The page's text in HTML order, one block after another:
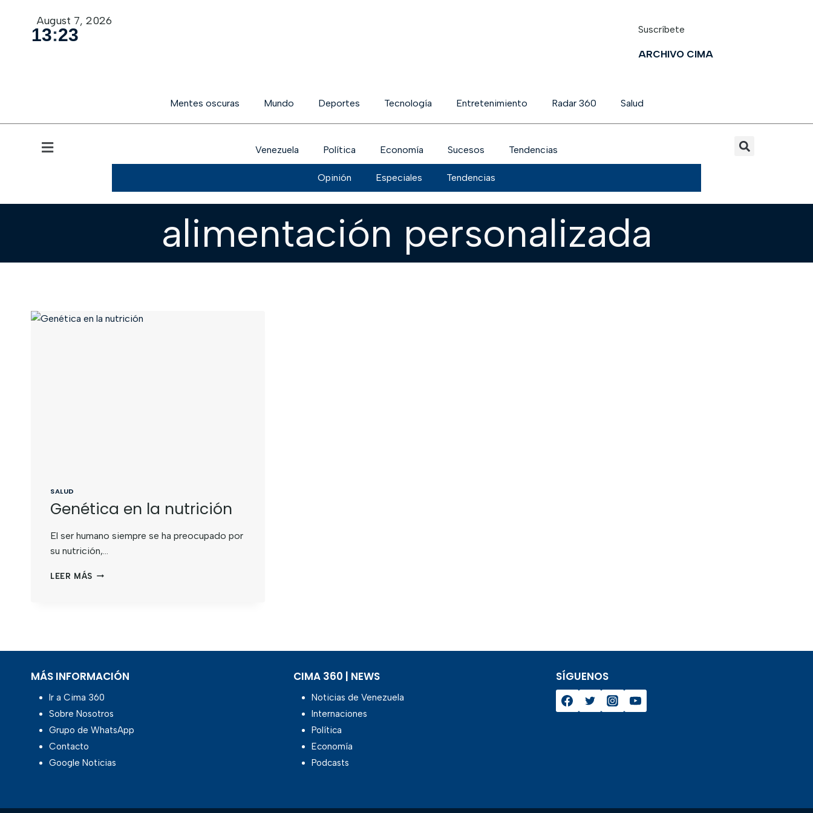
13:23
August 7, 2026
Suscríbete
ARCHIVO CIMA
Mentes oscuras Mundo Deportes Tecnología Entretenimiento Radar 360 Salud
Venezuela Política Economía Sucesos Tendencias
Opinión Especiales Tendencias
alimentación personalizada
SALUD
Genética en la nutrición
El ser humano siempre se ha preocupado por
su nutrición,…
LEER MÁS
MÁS INFORMACIÓN
Ir a Cima 360
Sobre Nosotros
Grupo de WhatsApp
Contacto
Google Noticias
CIMA 360 | NEWS
Noticias de Venezuela
Internaciones
Política
Economía
Podcasts
SÍGUENOS